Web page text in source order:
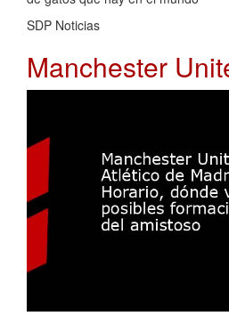
SDP Noticias
Manchester